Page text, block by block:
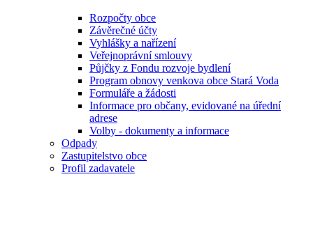
Rozpočty obce
Závěrečné účty
Vyhlášky a nařízení
Veřejnoprávní smlouvy
Půjčky z Fondu rozvoje bydlení
Program obnovy venkova obce Stará Voda
Formuláře a žádosti
Informace pro občany, evidované na úřední
adrese
Volby - dokumenty a informace
Odpady
Zastupitelstvo obce
Profil zadavatele